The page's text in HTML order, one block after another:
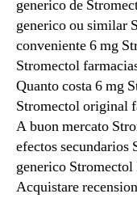
generico de
generico ou similar
conveniente 6 mg
Stromectol
Quanto costa 6 mg
Stromectol original
A buon mercato
efectos secundarios
generico
Acquistare